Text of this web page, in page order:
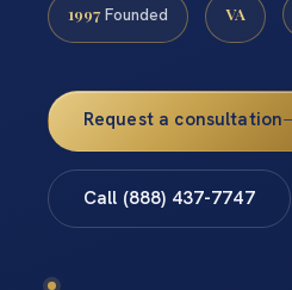
1997 Founded VA
Request a consultation
Call (888) 437-7747